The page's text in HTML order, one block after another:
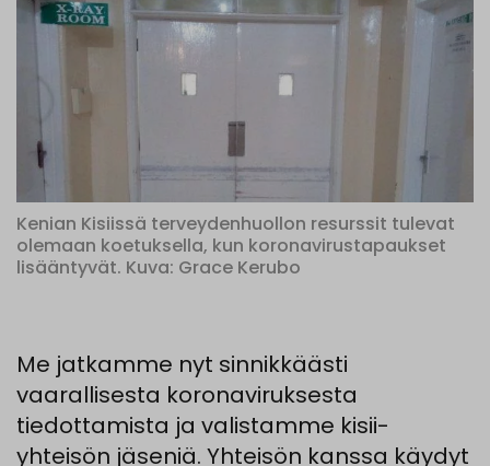
Kenian Kisiissä terveydenhuollon resurssit tulevat
olemaan koetuksella, kun koronavirustapaukset
lisääntyvät. Kuva: Grace Kerubo
Me jatkamme nyt sinnikkäästi
vaarallisesta koronaviruksesta
tiedottamista ja valistamme kisii-
yhteisön jäseniä. Yhteisön kanssa käydyt